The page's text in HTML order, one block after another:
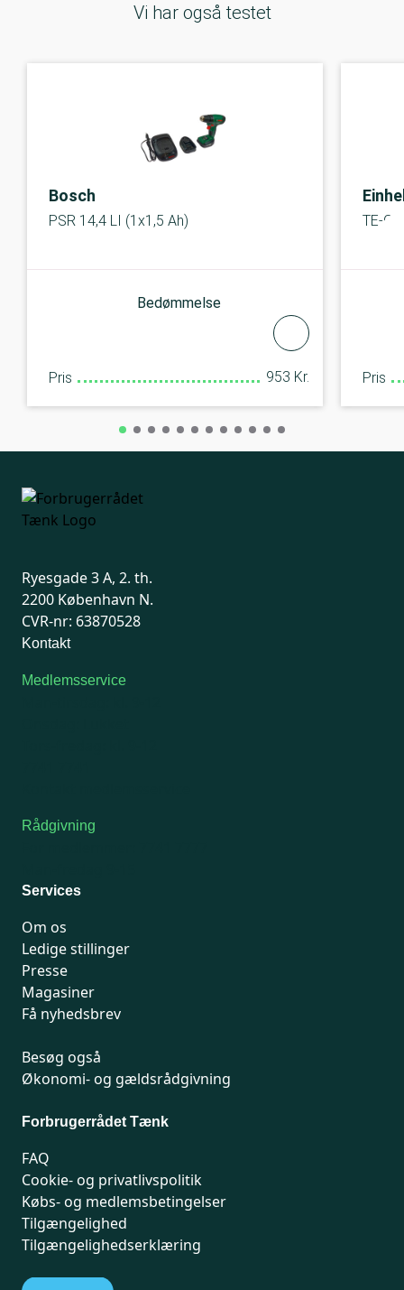
Vi har også testet
Bosch
PSR 14,4 LI (1x1,5 Ah)
Bedømmelse
Pris 953 Kr.
TE-
Pris
Ryesgade 3 A, 2. th.
2200 København N.
CVR-nr: 63870528
Kontakt
Medlemsservice
Rådgivning
Services
Om os
Ledige stillinger
Presse
Magasiner
Få nyhedsbrev
Besøg også
Økonomi- og gældsrådgivning
Forbrugerrådet Tænk
FAQ
Cookie- og privatlivspolitik
Købs- og medlemsbetingelser
Tilgængelighed
Tilgængelighedserklæring